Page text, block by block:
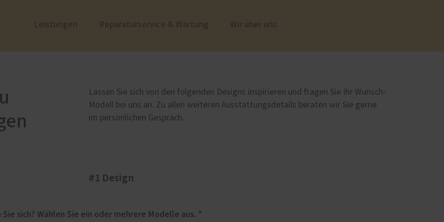
Leistungen
Holz-Aluminium
und Denkmal
Balkontüren Insektenschutz von PaX
Reparaturservice & Wartung Wir über uns
Lassen Sie sich von den folgenden Designs inspirieren und fragen Sie Ihr Wunsch-
Modell bei uns an. Zu allen weiteren Ausstattungsdetails beraten wir Sie gerne
im persönlichen Gespräch.
#1 Design
Für welches Haustüren-Design interessieren Sie sich? Wählen Sie ein oder mehrere Modelle aus. *